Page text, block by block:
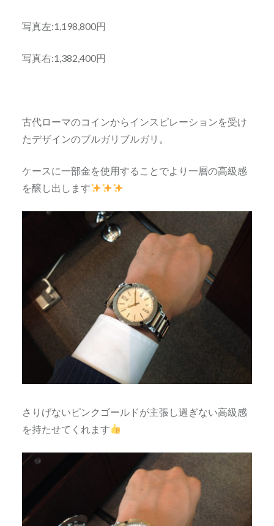
写真左:1,198,800円
写真右:1,382,400円
古代ローマのコインからインスピレーションを受け
たデザインのブルガリブルガリ。
ケースに一部金を使用することでより一層の高級感
を醸し出します
さりげないピンクゴールドが主張し過ぎない高級感
を持たせてくれます